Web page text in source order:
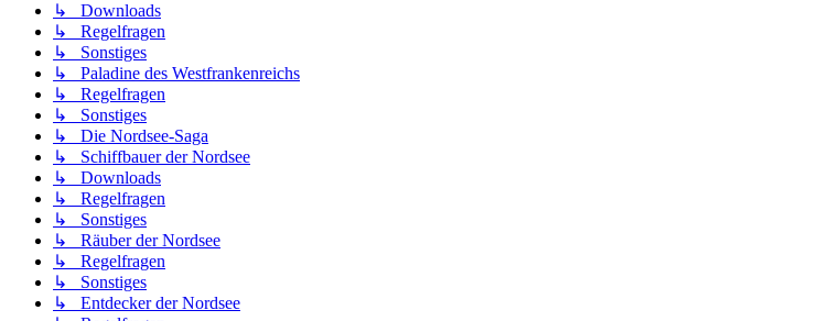
↳ Downloads
↳ Regelfragen
↳ Sonstiges
↳ Paladine des Westfrankenreichs
↳ Regelfragen
↳ Sonstiges
↳ Die Nordsee-Saga
↳ Schiffbauer der Nordsee
↳ Downloads
↳ Regelfragen
↳ Sonstiges
↳ Räuber der Nordsee
↳ Regelfragen
↳ Sonstiges
↳ Entdecker der Nordsee